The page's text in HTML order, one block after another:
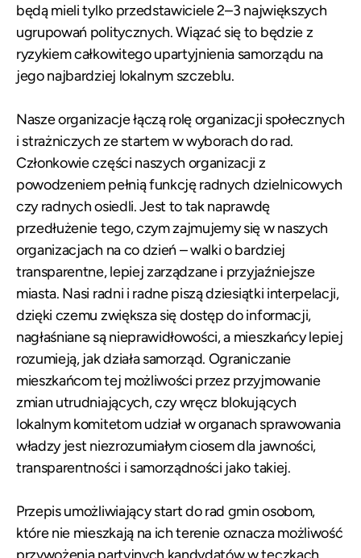
będą mieli tylko przedstawiciele 2–3 największych
ugrupowań politycznych. Wiązać się to będzie z
ryzykiem całkowitego upartyjnienia samorządu na
jego najbardziej lokalnym szczeblu.
Nasze organizacje łączą rolę organizacji społecznych
i strażniczych ze startem w wyborach do rad.
Członkowie części naszych organizacji z
powodzeniem pełnią funkcję radnych dzielnicowych
czy radnych osiedli. Jest to tak naprawdę
przedłużenie tego, czym zajmujemy się w naszych
organizacjach na co dzień – walki o bardziej
transparentne, lepiej zarządzane i przyjaźniejsze
miasta. Nasi radni i radne piszą dziesiątki interpelacji,
dzięki czemu zwiększa się dostęp do informacji,
nagłaśniane są nieprawidłowości, a mieszkańcy lepiej
rozumieją, jak działa samorząd. Ograniczanie
mieszkańcom tej możliwości przez przyjmowanie
zmian utrudniających, czy wręcz blokujących
lokalnym komitetom udział w organach sprawowania
władzy jest niezrozumiałym ciosem dla jawności,
transparentności i samorządności jako takiej.
Przepis umożliwiający start do rad gmin osobom,
które nie mieszkają na ich terenie oznacza możliwość